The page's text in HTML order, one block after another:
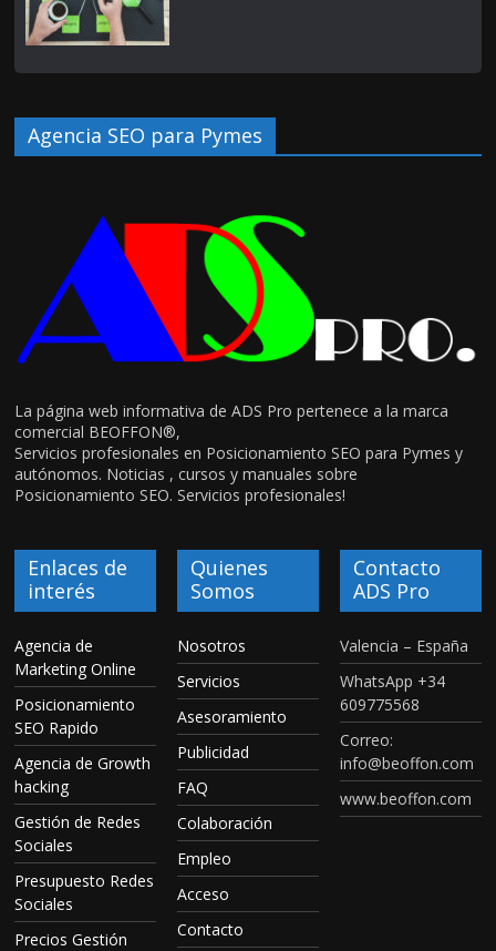
Agencia SEO para Pymes
La página web informativa de ADS Pro pertenece a la marca
comercial BEOFFON®,
Servicios profesionales en Posicionamiento SEO para Pymes y
autónomos. Noticias , cursos y manuales sobre
Posicionamiento SEO. Servicios profesionales!
Enlaces de
interés
Agencia de
Marketing Online
Posicionamiento
SEO Rapido
Agencia de Growth
hacking
Gestión de Redes
Sociales
Presupuesto Redes
Sociales
Precios Gestión
Quienes
Somos
Nosotros
Servicios
Asesoramiento
Publicidad
FAQ
Colaboración
Empleo
Acceso
Contacto
Contacto
ADS Pro
Valencia – España
WhatsApp +34
609775568
Correo:
info@beoffon.com
www.beoffon.com